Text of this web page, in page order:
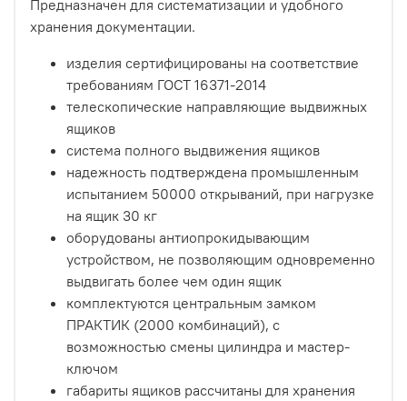
Предназначен для систематизации и удобного
хранения документации.
изделия сертифицированы на соответствие
требованиям ГОСТ 16371-2014
телескопические направляющие выдвижных
ящиков
система полного выдвижения ящиков
надежность подтверждена промышленным
испытанием 50000 открываний, при нагрузке
на ящик 30 кг
оборудованы антиопрокидывающим
устройством, не позволяющим одновременно
выдвигать более чем один ящик
комплектуются центральным замком
ПРАКТИК (2000 комбинаций), с
возможностью смены цилиндра и мастер-
ключом
габариты ящиков рассчитаны для хранения